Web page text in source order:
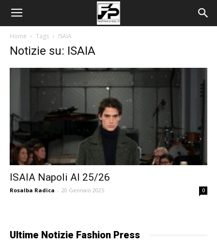
Home Tags ISAIA
Notizie su: ISAIA
ISAIA Napoli AI 25/26
Rosalba Radica - 20 Gennaio 2025 0
Ultime Notizie Fashion Press